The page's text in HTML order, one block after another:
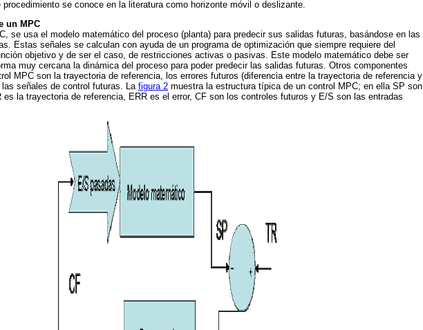
se conoce en la literatura como horizonte móvil o deslizante.
un MPC
se usa el modelo matemático del proceso (planta) para predecir sus salidas futuras, basándose en las
Estas señales se calculan con ayuda de un programa de optimización que siempre requiere del
objetivo y de ser el caso, de restricciones activas o pasivas. Este modelo matemático debe ser
muy cercana la dinámica del proceso para poder predecir las salidas futuras. Otros componentes
MPC son la trayectoria de referencia, los errores futuros (diferencia entre la trayectoria de referencia y
señales de control futuras. La figura 2 muestra la estructura típica de un control MPC; en ella SP son
es la trayectoria de referencia, ERR es el error, CF son los controles futuros y E/S son las entradas